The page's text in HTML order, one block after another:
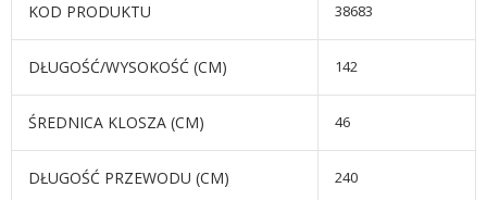
KOD PRODUKTU 38683
DŁUGOŚĆ/WYSOKOŚĆ (CM) 142
ŚREDNICA KLOSZA (CM) 46
DŁUGOŚĆ PRZEWODU (CM) 240